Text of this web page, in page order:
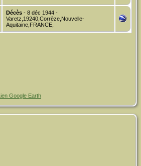
Décès - 8 déc 1944 -
Varetz,19240,Corrèze,Nouvelle-
Aquitaine,FRANCE,
Lien Google Earth